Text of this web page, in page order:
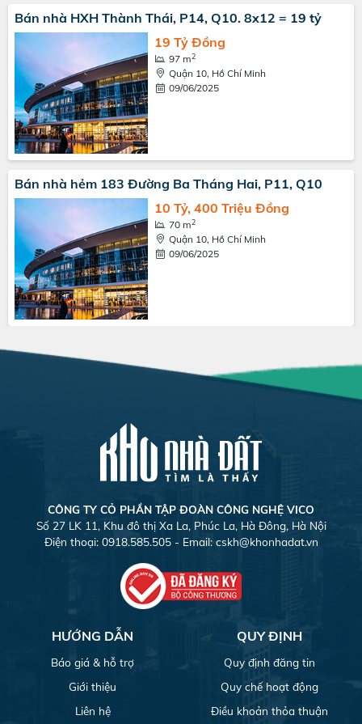
Bán nhà HXH Thành Thái, P14, Q10. 8x12 = 19 tỷ
19 Tỷ Đồng
97 m2
Quận 10, Hồ Chí Minh
09/06/2025
Bán nhà hẻm 183 Đường Ba Tháng Hai, P11, Q10
10 Tỷ, 400 Triệu Đồng
70 m2
Quận 10, Hồ Chí Minh
09/06/2025
CÔNG TY CỎ PHẦN TẬP ĐOÀN CÔNG NGHỆ VICO
Số 27 LK 11, Khu đô thị Xa La, Phúc La, Hà Đông, Hà Nội
Điện thoại: 0918.585.505 - Email: cskh@khonhadat.vn
HƯỚNG DẪN
Báo giá & hỗ trợ
Giới thiệu
Liên hệ
QUY ĐỊNH
Quy định đăng tin
Quy chế hoạt động
Điều khoản thỏa thuận